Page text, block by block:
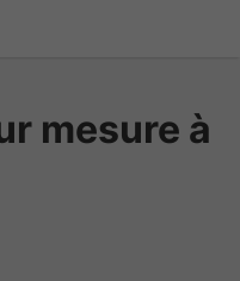
mesure à